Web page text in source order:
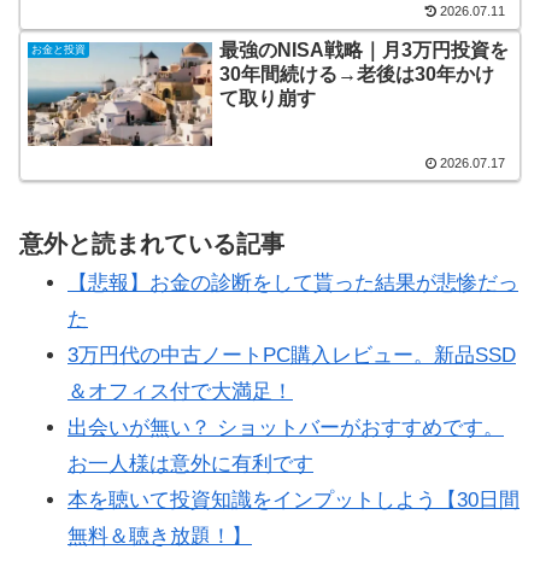
2026.07.11
お金と投資
最強のNISA戦略｜月3万円投資を
30年間続ける→老後は30年かけ
て取り崩す
2026.07.17
意外と読まれている記事
【悲報】お金の診断をして貰った結果が悲惨だっ
た
3万円代の中古ノートPC購入レビュー。新品SSD
＆オフィス付で大満足！
出会いが無い？ ショットバーがおすすめです。
お一人様は意外に有利です
本を聴いて投資知識をインプットしよう【30日間
無料＆聴き放題！】